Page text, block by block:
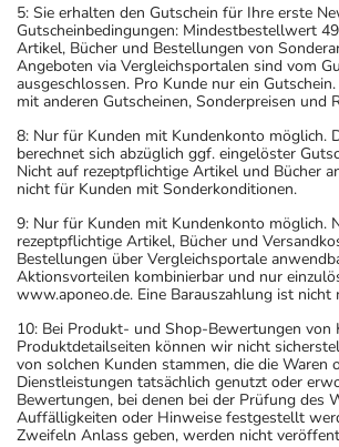
5: Sie erhalten den Gutschein für Ihre erste
Gutscheinbedingungen: Mindestbestellwert
Artikel, Bücher und Bestellungen von
Angeboten via Vergleichsportalen sind vom
ausgeschlossen. Pro Kunde nur ein
mit anderen Gutscheinen, Sonderpreisen und
8: Nur für Kunden mit Kundenkonto möglich.
berechnet sich abzüglich ggf. eingelöster
Nicht auf rezeptpflichtige Artikel und Bücher
nicht für Kunden mit Sonderkonditionen.
9: Nur für Kunden mit Kundenkonto möglich.
rezeptpflichtige Artikel, Bücher und
Bestellungen über Vergleichsportale
Aktionsvorteilen kombinierbar und nur
www.aponeo.de. Eine Barauszahlung ist nicht
10: Bei Produkt- und Shop-Bewertungen von
Produktdetailseiten können wir nicht
von solchen Kunden stammen, die die Waren
Dienstleistungen tatsächlich genutzt oder
Bewertungen, bei denen bei der Prüfung des
Auffälligkeiten oder Hinweise festgestellt
Zweifeln Anlass geben, werden nicht